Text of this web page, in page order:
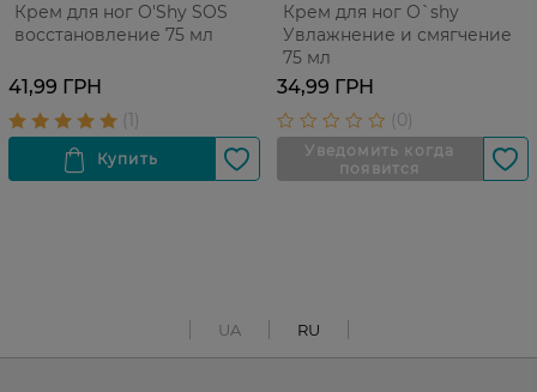
Крем для ног O'Shy SOS
восстановление 75 мл
41,99 ГРН
Крем для ног O`shy
Увлажнение и смягчение
75 мл
34,99 ГРН
UA RU